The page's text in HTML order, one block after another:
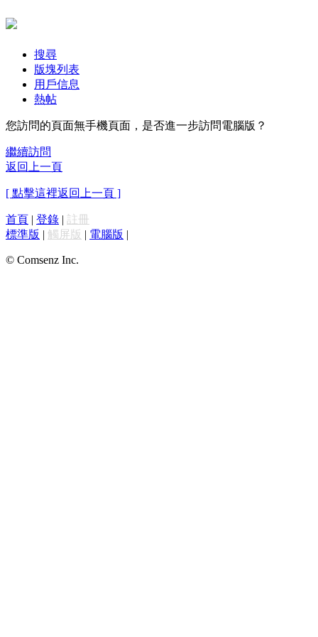
搜尋
版塊列表
用戶信息
熱帖
您訪問的頁面無手機頁面，是否進一步訪問電腦版？
繼續訪問
返回上一頁
[ 點擊這裡返回上一頁 ]
首頁 | 登錄 | 註冊
標準版 | 觸屏版 | 電腦版 |
© Comsenz Inc.